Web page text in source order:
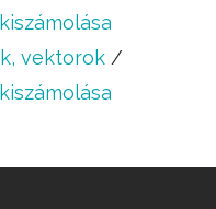
vektorok /